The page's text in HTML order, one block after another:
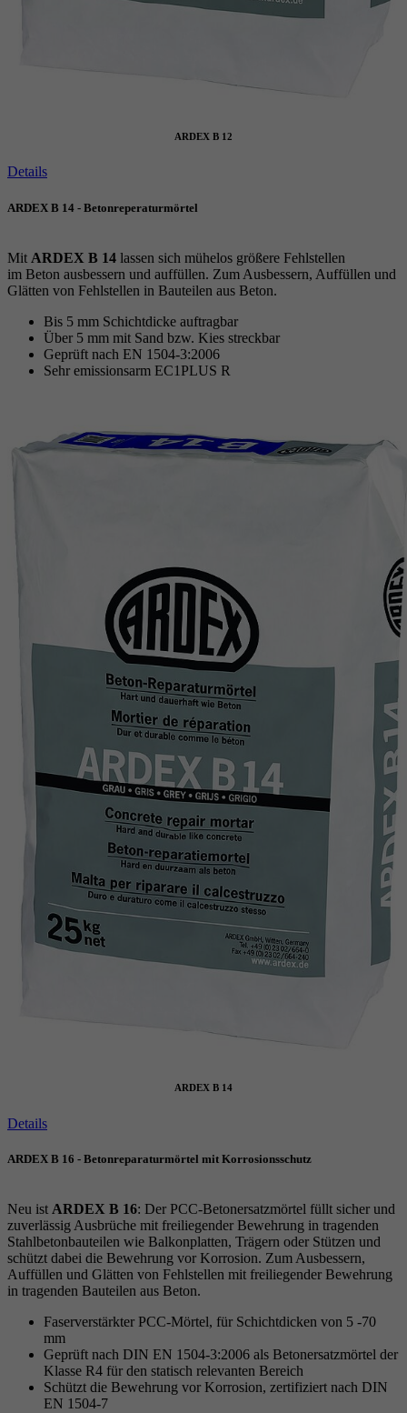
ARDEX B 12
Details
ARDEX B 14 - Betonreperaturmörtel
Mit ARDEX B 14 lassen sich mühelos größere Fehlstellen
im Beton ausbessern und auffüllen. Zum Ausbessern, Auffüllen und
Glätten von Fehlstellen in Bauteilen aus Beton.
Bis 5 mm Schichtdicke auftragbar
Über 5 mm mit Sand bzw. Kies streckbar
Geprüft nach EN 1504-3:2006
Sehr emissionsarm EC1PLUS R
ARDEX B 14
Details
ARDEX B 16 - Betonreparaturmörtel mit Korrosionsschutz
Neu ist ARDEX B 16: Der PCC-Betonersatzmörtel füllt sicher und
zuverlässig Ausbrüche mit freiliegender Bewehrung in tragenden
Stahlbetonbauteilen wie Balkonplatten, Trägern oder Stützen und
schützt dabei die Bewehrung vor Korrosion. Zum Ausbessern,
Auffüllen und Glätten von Fehlstellen mit freiliegender Bewehrung
in tragenden Bauteilen aus Beton.
Faserverstärkter PCC-Mörtel, für Schichtdicken von 5 -70
mm
Geprüft nach DIN EN 1504-3:2006 als Betonersatzmörtel der
Klasse R4 für den statisch relevanten Bereich
Schützt die Bewehrung vor Korrosion, zertifiziert nach DIN
EN 1504-7